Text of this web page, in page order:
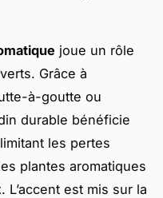
joue un rôle
Grâce à
à-goutte ou
durable bénéficie
les pertes
plantes aromatiques
est mis sur la